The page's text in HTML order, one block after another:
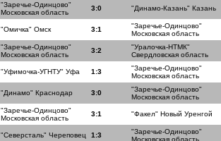
"Заречье-Одинцово"
Московская область
3:0 "Динамо-Казань" Казань
"Омичка" Омск 3:1
"Заречье-Одинцово"
Московская область
"Заречье-Одинцово"
Московская область
3:2
"Уралочка-НТМК"
Свердловская область
"Уфимочка-УГНТУ" Уфа 1:3
"Заречье-Одинцово"
Московская область
"Динамо" Краснодар 3:0
"Заречье-Одинцово"
Московская область
"Заречье-Одинцово"
Московская область
3:1 "Факел" Новый Уренгой
"Северсталь" Череповец 1:3
"Заречье-Одинцово"
Московская область